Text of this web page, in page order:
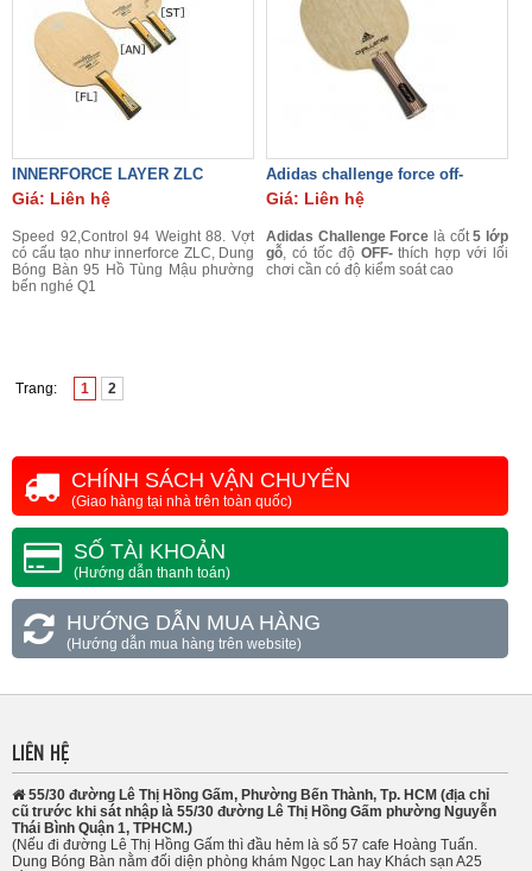
INNERFORCE LAYER ZLC
Giá: Liên hệ
Speed 92,Control 94 Weight 88. Vợt
có cấu tạo như innerforce ZLC, Dung
Bóng Bàn 95 Hồ Tùng Mậu phường
bến nghé Q1
Adidas challenge force off-
Giá: Liên hệ
Adidas Challenge Force là cốt5 lớp
gỗ, có tốc độ OFF-thích hợp với lối
chơi cần có độ kiểm soát cao
Trang: 1 2
CHÍNH SÁCH VẬN CHUYỂN
(Giao hàng tại nhà trên toàn quốc)
SỐ TÀI KHOẢN
(Hướng dẫn thanh toán)
HƯỚNG DẪN MUA HÀNG
(Hướng dẫn mua hàng trên website)
LIÊN HỆ
55/30 đường Lê Thị Hồng Gấm, Phường Bến Thành, Tp. HCM (địa chỉ
cũ trước khi sát nhập là 55/30 đường Lê Thị Hồng Gấm phường Nguyễn
Thái Bình Quận 1, TPHCM.)
(Nếu đi đường Lê Thị Hồng Gấm thì đầu hẻm là số 57 cafe Hoàng Tuấn.
Dung Bóng Bàn nằm đối diện phòng khám Ngọc Lan hay Khách sạn A25